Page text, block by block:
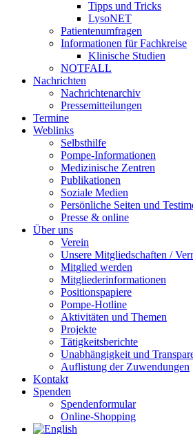
Tipps und Tricks
LysoNET
Patientenumfragen
Informationen für Fachkreise
Klinische Studien
NOTFALL
Nachrichten
Nachrichtenarchiv
Pressemitteilungen
Termine
Weblinks
Selbsthilfe
Pompe-Informationen
Medizinische Zentren
Publikationen
Soziale Medien
Persönliche Seiten und
Presse & online
Über uns
Verein
Unsere Mitgliedschaften /
Mitglied werden
Mitgliederinformationen
Positionspapiere
Pompe-Hotline
Aktivitäten und Themen
Projekte
Tätigkeitsberichte
Unabhängigkeit und
Auflistung der Zuwendungen
Kontakt
Spenden
Spendenformular
Online-Shopping